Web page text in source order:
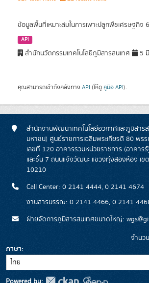
ข้อมูลพื้นที่เหมาะสมในการเพาะปลูกพืชเศรษฐกิจ
API
สำนักนวัตกรรมเทคโนโลยีภูมิสารสนเทศ 5
คุณสามารถเข้าถึงคลังทาง API (ให้ดู คู่มือ API).
สำนักงานพัฒนาเทคโนโลยีอวกาศและภูมิสาร
มหาชน) ศูนย์ราชการเฉลิมพระเกียรติ 80 พ
เลขที่ 120 อาคารรวมหน่วยราชการ (อาคาร
และชั้น 7 ถนนแจ้งวัฒนะ แขวงทุ่งสองห้อง เข
10210
Call Center: 0 2141 4444, 0 2141 4674
งานสารบรรณ: 0 2141 4466, 0 2141
ฝ่ายจัดการภูมิสารสนเทศขนาดใหญ่:
จำนว
ภาษา